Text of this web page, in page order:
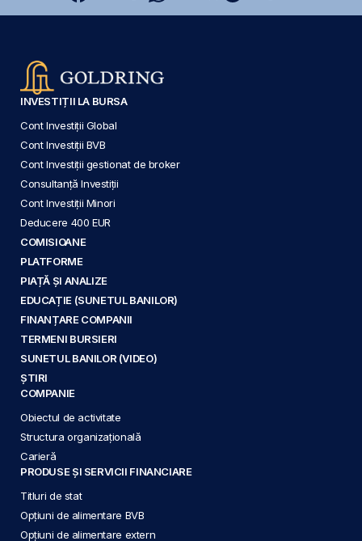
INVESTIȚII LA BURSA
Cont Investiții Global
Cont Investiții BVB
Cont Investiții gestionat de broker
Consultanță Investiții
Cont Investiții Minori
Deducere 400 EUR
COMISIOANE
PLATFORME
PIAȚĂ ȘI ANALIZE
EDUCAȚIE (SUNETUL BANILOR)
FINANȚARE COMPANII
TERMENI BURSIERI
SUNETUL BANILOR (VIDEO)
ȘTIRI
COMPANIE
Obiectul de activitate
Structura organizațională
Carieră
PRODUSE ȘI SERVICII FINANCIARE
Titluri de stat
Opțiuni de alimentare BVB
Opțiuni de alimentare extern